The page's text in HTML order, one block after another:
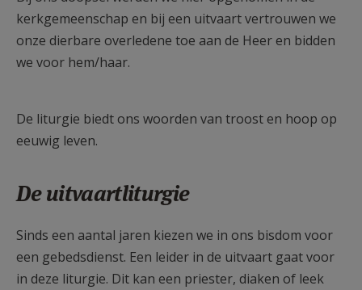
kerkgemeenschap en bij een uitvaart vertrouwen we
onze dierbare overledene toe aan de Heer en bidden
we voor hem/haar.
De liturgie biedt ons woorden van troost en hoop op
eeuwig leven.
De uitvaartliturgie
Sinds een aantal jaren kiezen we in ons bisdom voor
een gebedsdienst. Een leider in de uitvaart gaat voor
in deze liturgie. Dit kan een priester, diaken of leek